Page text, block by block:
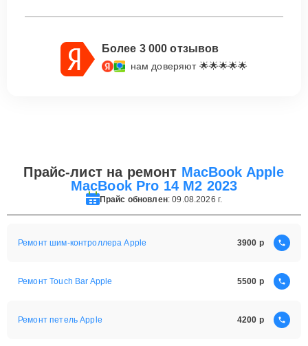
Более 3 000 отзывов
нам доверяют 🌟🌟🌟🌟🌟
Прайс-лист на ремонт MacBook Apple
MacBook Pro 14 M2 2023
Прайс обновлен: 09.08.2026 г.
Ремонт шим-контроллера Apple 3900
Ремонт Touch Bar Apple 5500
Ремонт петель Apple 4200